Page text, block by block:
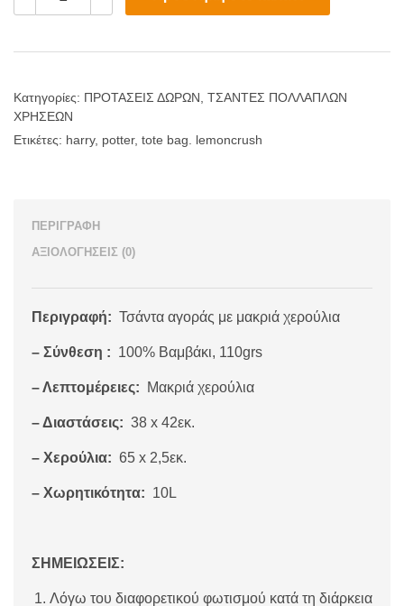
Potter
Edition)
ποσότητα
Κατηγορίες: ΠΡΟΤΑΣΕΙΣ ΔΩΡΩΝ ΤΣΑΝΤΕΣ ΠΟΛΛΑΠΛΩΝ
ΧΡΗΣΕΩΝ
Ετικέτες: harry, potter, tote bag. lemoncrush
ΠΕΡΙΓΡΑΦΉ
ΑΞΙΟΛΟΓΉΣΕΙΣ (0)
Περιγραφή: Τσάντα αγοράς με μακριά χερούλια
– Σύνθεση : 100% Βαμβάκι, 110grs
– Λεπτομέρειες: Μακριά χερούλια
– Διαστάσεις: 38 x 42εκ.
– Χερούλια: 65 x 2,5εκ.
– Χωρητικότητα: 10L
ΣΗΜΕΙΩΣΕΙΣ:
Λόγω του διαφορετικού φωτισμού κατά τη διάρκεια